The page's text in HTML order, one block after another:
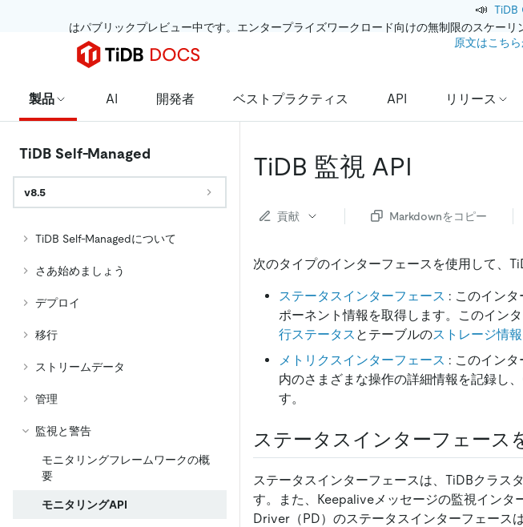
📣 TiDB
はパブリックプレビュー中です。エンタープライズワークロード向けの無制限のスケー
原文はこち
製品 AI 開発者 ベストプラクティス API リリース
TiDB Self-Managed
v8.5
TiDB Self-Managedについて
さあ始めましょう
デプロイ
移行
ストリームデータ
管理
監視と警告
モニタリングフレームワークの概
要
モニタリングAPI
TiDB 監視 API
貢献 Markdownをコピー
次のタイプのインターフェースを使用して、
ステータスインターフェース : このイン
ポーネント情報を取得します。このイン
行ステータス とテーブルのストレージ情報
メトリクスインターフェース : このイン
内のさまざまな操作の詳細情報を記録し
す。
ステータスインターフェース
ステータスインターフェースは、TiDBクラス
す。また、Keepaliveメッセージの監視イン
Driver（PD）のステータスインターフェース